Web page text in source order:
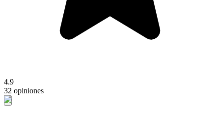
4.9
32 opiniones